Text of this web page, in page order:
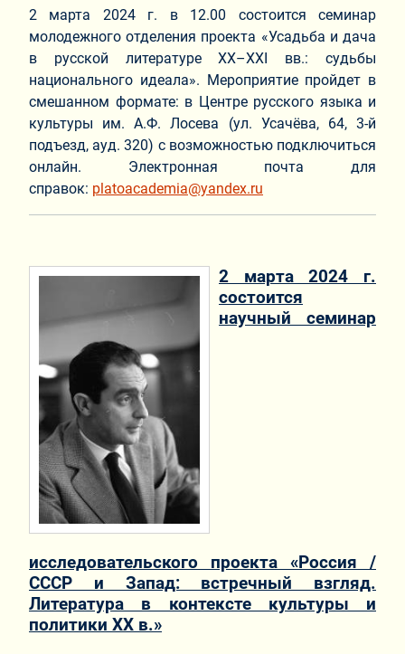
2 марта 2024 г. в 12.00 состоится семинар
молодежного отделения проекта «Усадьба и дача
в русской литературе XX–XXI вв.: судьбы
национального идеала». Мероприятие пройдет в
смешанном формате: в Центре русского языка и
культуры им. А.Ф. Лосева (ул. Усачёва, 64, 3-й
подъезд, ауд. 320) с возможностью подключиться
онлайн. Электронная почта для
справок: platoacademia@yandex.ru
2 марта 2024 г.
состоится
научный семинар
исследовательского проекта «Россия /
СССР и Запад: встречный взгляд.
Литература в контексте культуры и
политики ХХ в.»